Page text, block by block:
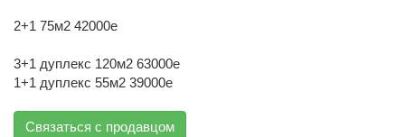
2+1 75м2 42000е
3+1 дуплекс 120м2 63000е
1+1 дуплекс 55м2 39000е
Связаться с продавцом